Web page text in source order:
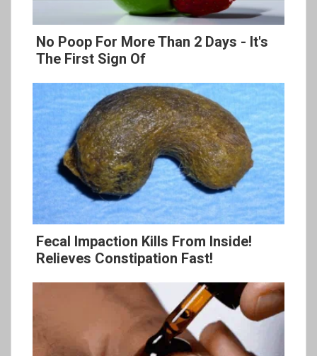
No Poop For More Than 2 Days - It's
The First Sign Of
Fecal Impaction Kills From Inside!
Relieves Constipation Fast!